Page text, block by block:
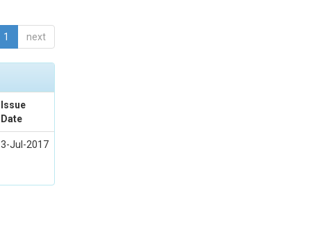
1 next
Issue
Date
3-Jul-2017